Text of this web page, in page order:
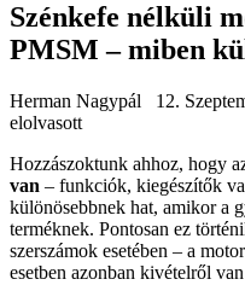
Szénkefe nélküli
PMSM – miben
Herman Nagypál 12.
elolvasott
Hozzászoktunk ahhoz, hogy
van – funkciók, kiegészítők
különösebbnek hat, amikor a
terméknek. Pontosan ez
szerszámok esetében – a
esetben azonban kivételről